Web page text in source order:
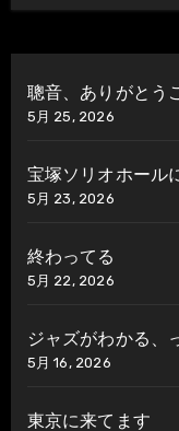
聰音、ありがとう
5月 25, 2026
宝塚ソリオホール
5月 23, 2026
終わってる
5月 22, 2026
ジャズがわかる、
5月 16, 2026
東京に来てます